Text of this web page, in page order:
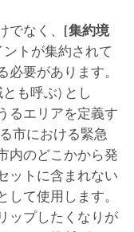
なく、 [集約境
トが集約されて
要があります。
も呼ぶ) とし
るエリアを定義す
市における緊急
内のどこかから発
ットに含まれない
て使用します。
ップしたくなりが